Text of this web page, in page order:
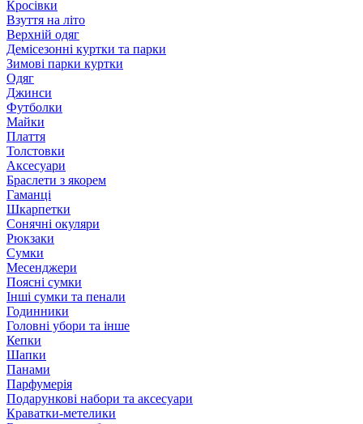
Кросівки
Взуття на літо
Верхній одяг
Демісезонні куртки та парки
Зимові парки куртки
Одяг
Джинси
Футболки
Майки
Плаття
Толстовки
Аксесуари
Браслети з якорем
Гаманці
Шкарпетки
Сонячні окуляри
Рюкзаки
Сумки
Месенджери
Поясні сумки
Інші сумки та пенали
Годинники
Головні убори та інше
Кепки
Шапки
Панами
Парфумерія
Подарункові набори та аксесуари
Краватки-метелики